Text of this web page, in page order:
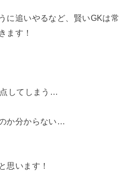
に追いやるなど、賢いGKは常
ます！
してしまう…
か分からない…
思います！